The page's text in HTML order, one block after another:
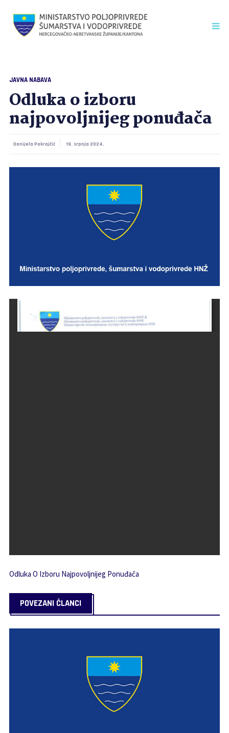
JAVNA NABAVA
Odluka o izboru
najpovoljnijeg ponuđača
Danijela Pokrajčić 19. srpnja 2024.
Odluka O Izboru Najpovoljnijeg Ponuđača
POVEZANI ČLANCI